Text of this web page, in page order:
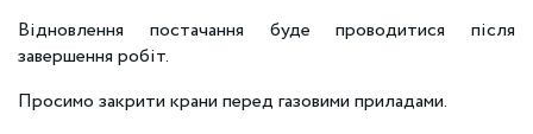
Відновлення постачання буде проводитися після
завершення робіт.
Просимо закрити крани перед газовими приладами.